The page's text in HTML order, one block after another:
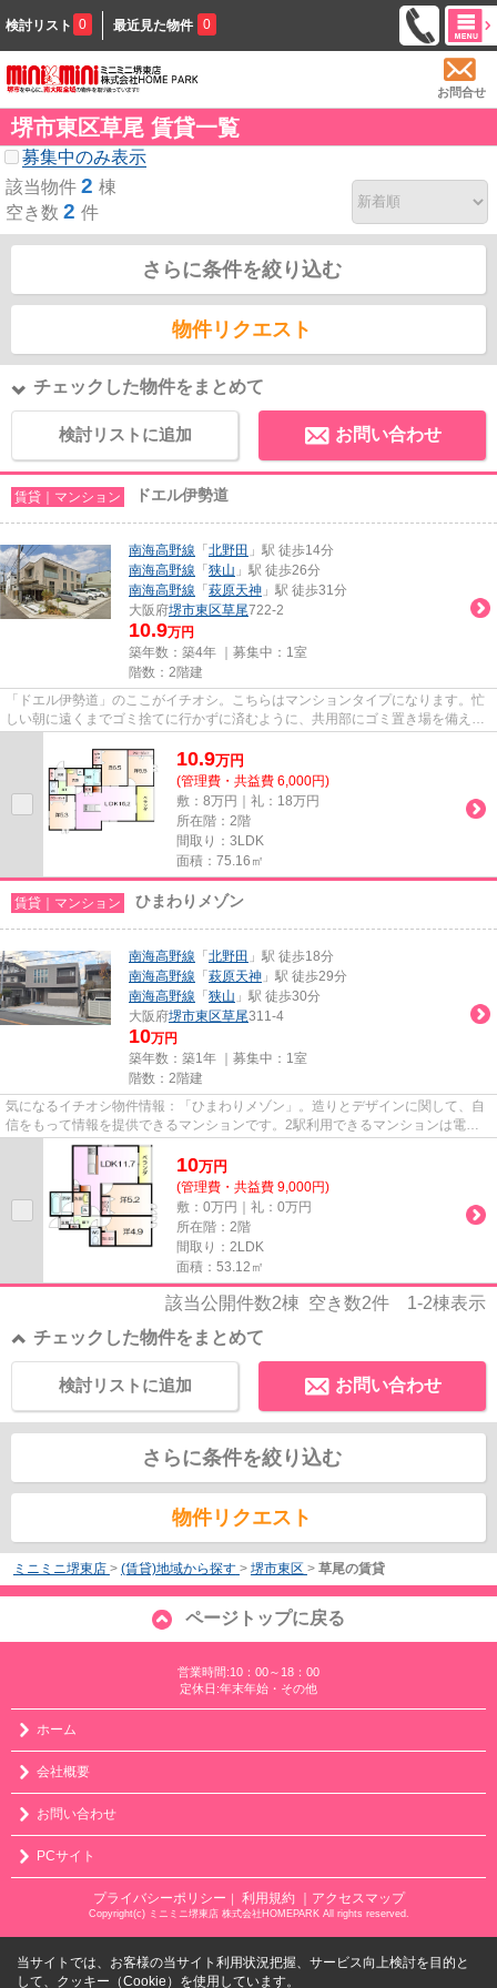
検討リスト 0 最近見た物件 0
お問合せ
堺市東区草尾 賃貸一覧
募集中のみ表示
該当物件 2 棟
空き数 2 件
さらに条件を絞り込む
物件リクエスト
チェックした物件をまとめて
検討リストに追加 お問い合わせ
賃貸｜マンション ドエル伊勢道
南海高野線 「 北野田 」駅 徒歩14分
南海高野線 「 狭山 」駅 徒歩26分
南海高野線 「 萩原天神 」駅 徒歩31分
大阪府堺市東区草尾722-2
10.9万円
築年数：築4年 ｜募集中： 1室
階数：2階建
「ドエル伊勢道」のここがイチオシ。こちらはマンションタイプになります。忙
しい朝に遠くまでゴミ捨てに行かずに済むように、共用部にゴミ置き場を備え付
10.9万円
(管理費・共益費 6,000円)
敷：8万円｜礼：18万円
所在階：2階
間取り：3LDK
面積：75.16㎡
賃貸｜マンション ひまわりメゾン
南海高野線 「 北野田 」駅 徒歩18分
南海高野線 「 萩原天神 」駅 徒歩29分
南海高野線 「 狭山 」駅 徒歩30分
大阪府堺市東区草尾311-4
10万円
築年数：築1年 ｜募集中： 1室
階数：2階建
気になるイチオシ物件情報：「ひまわりメゾン」。造りとデザインに関して、自
信をもって情報を提供できるマンションです。2駅利用できるマンションは電車
での移動が便利です。敷地内ご...
10万円
(管理費・共益費 9,000円)
敷：0万円｜礼：0万円
所在階：2階
間取り：2LDK
面積：53.12㎡
該当公開件数2棟 空き数2件 1-2棟表示
チェックした物件をまとめて
お問い合わせ
検討リストに追加
さらに条件を絞り込む
物件リクエスト
ミニミニ堺東店 > (賃貸)地域から探す > 堺市東区 > 草尾の賃貸
ページトップに戻る
営業時間:10：00～18：00
定休日:年末年始・その他
ホーム
会社概要
お問い合わせ
PCサイト
プライバシーポリシー ｜ 利用規約 ｜アクセスマップ
Copyright(c) ミニミニ堺東店 株式会社HOMEPARK All rights reserved.
当サイトでは、お客様の当サイト利用状況把握、サービス向上検討を目的と
して、クッキー（Cookie）を使用しています。